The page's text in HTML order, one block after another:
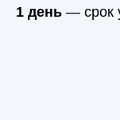
1 день — срок